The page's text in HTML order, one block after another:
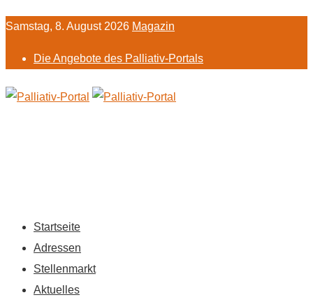
Samstag, 8. August 2026 Magazin
Die Angebote des Palliativ-Portals
Startseite
Adressen
Stellenmarkt
Aktuelles